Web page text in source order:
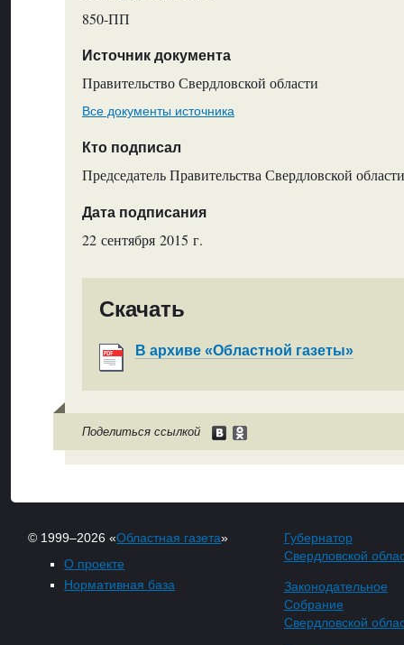
850-ПП
Источник документа
Правительство Свердловской области
Все документы источника
Кто подписал
Председатель Правительства Свердловской
Дата подписания
22 сентября 2015 г.
Скачать
В архиве «Областной газеты»
Поделиться ссылкой
© 1999–2026 «Областная газета»
О проекте
Нормативная база
Губернатор
Свердловской
Законодательное
Собрание
Свердловской